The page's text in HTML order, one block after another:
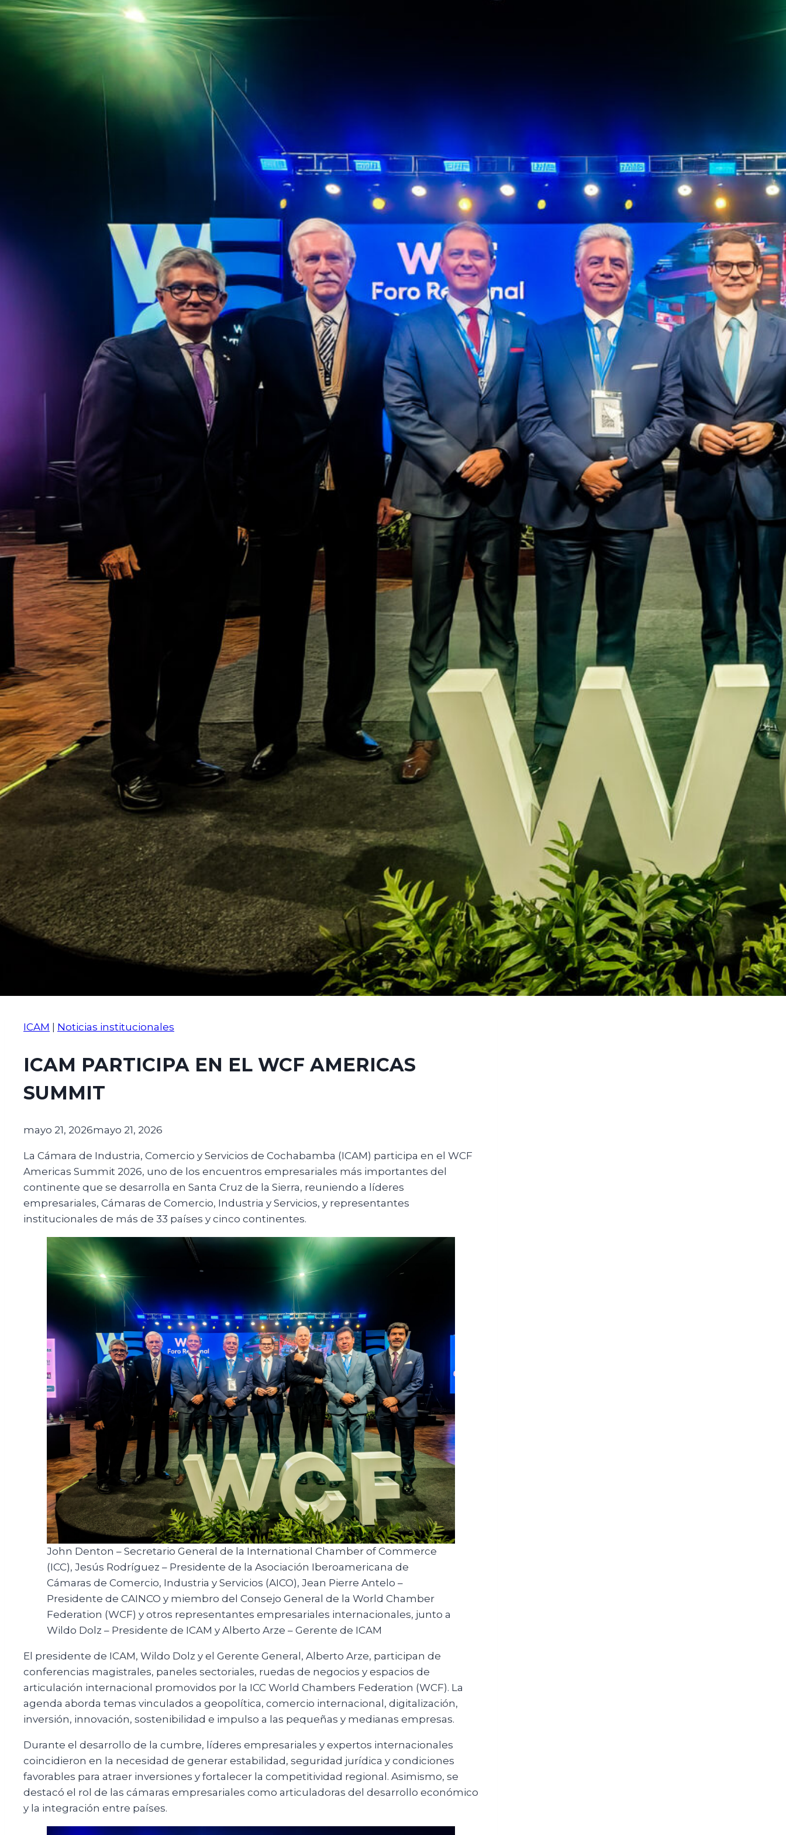
ICAM Noticias institucionales
ICAM PARTICIPA EN EL WCF AMERICAS
SUMMIT
mayo 21, 2026mayo 21, 2026
La Cámara de Industria, Comercio y Servicios de Cochabamba (ICAM) participa en el WCF
Americas Summit 2026, uno de los encuentros empresariales más importantes del
continente que se desarrolla en Santa Cruz de la Sierra, reuniendo a líderes
empresariales, Cámaras de Comercio, Industria y Servicios, y representantes
institucionales de más de 33 países y cinco continentes.
John Denton – Secretario General de la International Chamber of Commerce
(ICC), Jesús Rodríguez – Presidente de la Asociación Iberoamericana de
Cámaras de Comercio, Industria y Servicios (AICO), Jean Pierre Antelo –
Presidente de CAINCO y miembro del Consejo General de la World Chamber
Federation (WCF) y otros representantes empresariales internacionales, junto a
Wildo Dolz – Presidente de ICAM y Alberto Arze – Gerente de ICAM
El presidente de ICAM, Wildo Dolz y el Gerente General, Alberto Arze, participan de
conferencias magistrales, paneles sectoriales, ruedas de negocios y espacios de
articulación internacional promovidos por la ICC World Chambers Federation (WCF). La
agenda aborda temas vinculados a geopolítica, comercio internacional, digitalización,
inversión, innovación, sostenibilidad e impulso a las pequeñas y medianas empresas.
Durante el desarrollo de la cumbre, líderes empresariales y expertos internacionales
coincidieron en la necesidad de generar estabilidad, seguridad jurídica y condiciones
favorables para atraer inversiones y fortalecer la competitividad regional. Asimismo, se
destacó el rol de las cámaras empresariales como articuladoras del desarrollo económico
y la integración entre países.